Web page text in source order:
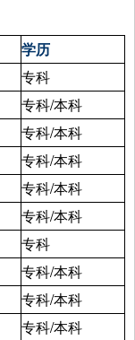
学历
专科
专科/本科
专科/本科
专科/本科
专科/本科
专科/本科
专科
专科/本科
专科/本科
专科/本科